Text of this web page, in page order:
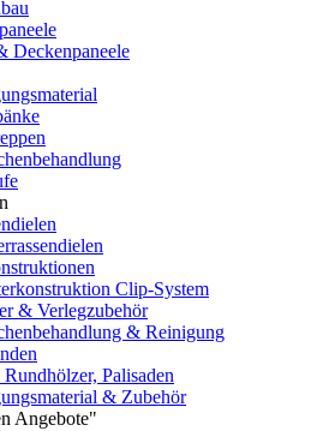
Deckenpaneele
Clip-System
& Verlegzubehör
& Reinigung
Rundhölzer, Palisaden
& Zubehör
Angebote"